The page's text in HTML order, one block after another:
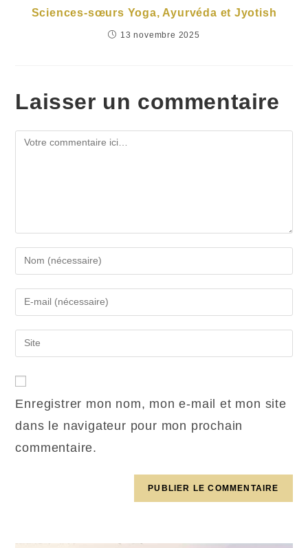
Sciences-sœurs Yoga, Ayurvéda et Jyotish
13 novembre 2025
Laisser un commentaire
Enregistrer mon nom, mon e-mail et mon site
dans le navigateur pour mon prochain
commentaire.